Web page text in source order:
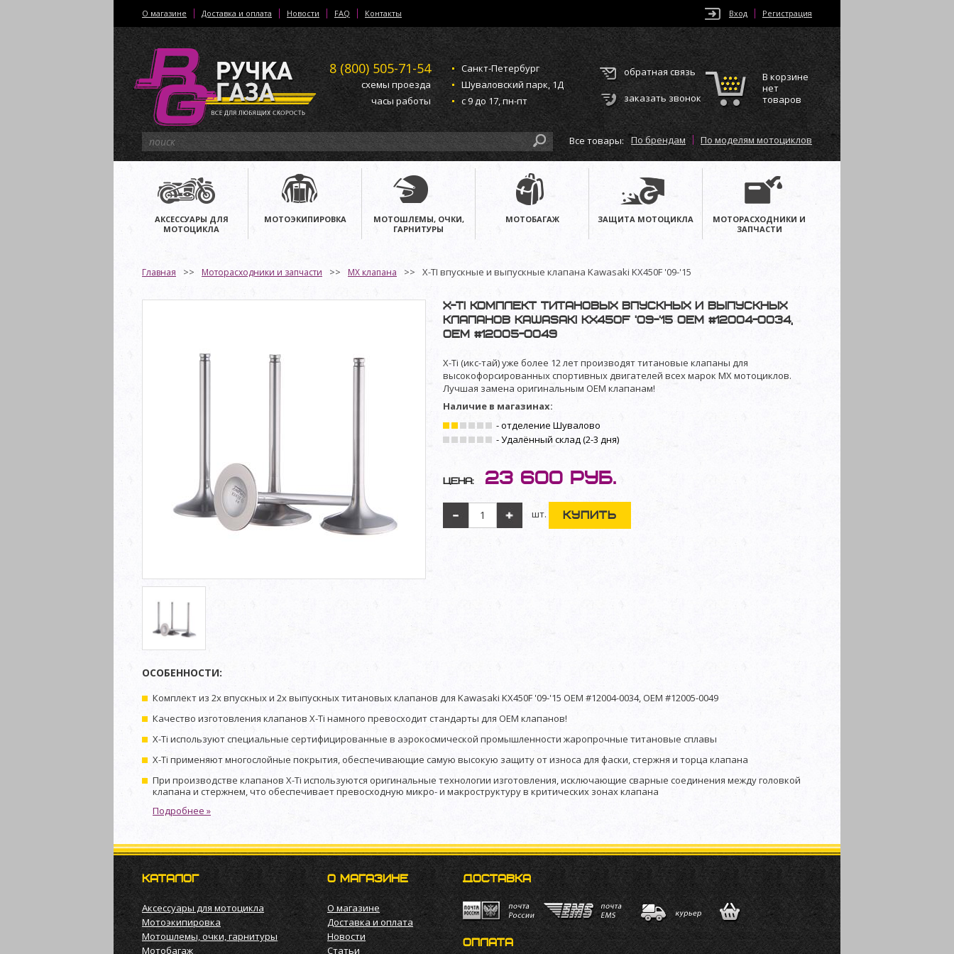
Вход Регистрация
О магазине Доставка и оплата Новости FAQ Контакты
8 (800) 505-71-54
схемы проезда
часы работы
Санкт-Петербург
Шуваловский парк, 1Д
с 9 до 17, пн-пт
обратная связь
заказать звонок
В корзине
нет
товаров
Все товары: По брендам По моделям мотоциклов
АКСЕССУАРЫ ДЛЯ
МОТОЦИКЛА
МОТОЭКИПИРОВКА
МОТОШЛЕМЫ, ОЧКИ,
ГАРНИТУРЫ
МОТОБАГАЖ ЗАЩИТА МОТОЦИКЛА
МОТОРАСХОДНИКИ И
ЗАПЧАСТИ
Главная Моторасходники и запчасти MX клапана X-TI впускные и выпускные клапана Kawasaki KX450F '09-'15
X-TI комплект титановых впускных и выпускных
клапанов Kawasaki KX450F '09-'15 OEM #12004-0034,
OEM #12005-0049
X-Ti (икс-тай) уже более 12 лет производят титановые клапаны для
высокофорсированных спортивных двигателей всех марок MX мотоциклов.
Лучшая замена оригинальным OEM клапанам!
Наличие в магазинах:
- отделение Шувалово
- Удалённый склад (2-3 дня)
Цена: 23 600 руб.
шт.
ОСОБЕННОСТИ:
Комплект из 2х впускных и 2х выпускных титановых клапанов для Kawasaki KX450F '09-'15 OEM #12004-0034, OEM #12005-0049
Качество изготовления клапанов X-Ti намного превосходит стандарты для OEM клапанов!
X-Ti используют специальные сертифицированные в аэрокосмической промышленности жаропрочные титановые сплавы
X-Ti применяют многослойные покрытия, обеспечивающие самую высокую защиту от износа для фаски, стержня и торца клапана
При производстве клапанов X-Ti используются оригинальные технологии изготовления, исключающие сварные соединения между головкой
клапана и стержнем, что обеспечивает превосходную микро- и макроструктуру в критических зонах клапана
Подробнее »
КАТАЛОГ
Аксессуары для мотоцикла
Мотоэкипировка
Мотошлемы, очки, гарнитуры
Мотобагаж
О МАГАЗИНЕ
О магазине
Доставка и оплата
Новости
Статьи
ДОСТАВКА
ОПЛАТА